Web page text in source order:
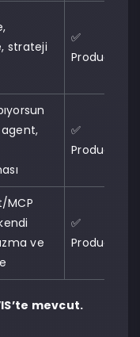
strateji
✅
Production
✅
Production
MCP
ve
✅
Production
mevcut.